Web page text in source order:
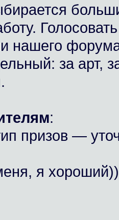
нашего
за арт,
:
призов —
я